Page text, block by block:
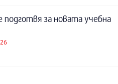
подготвя за новата учебна